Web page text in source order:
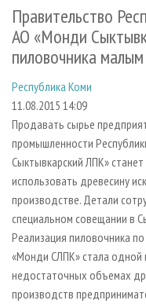
ЛЕСОПИЛЕНИЕ
ДЕРЕВООБРАБОТКА
СУШКА ДРЕВЕСИНЫ
ПРОИЗВОДСТВО
ДЕРЕВЯННОЕ
ПРОИЗВОДСТВО
БИОЭНЕРГЕТИКА
ЦБП
ИНСТРУМЕНТ И
НОВОСТИ ЖУРНАЛА
НОВОСТИ КОМПАНИЙ
ПРЕДПРИЯТИЯ ЛПК
ЛЕСНЫЕ РЕГИОНЫ
ПЕРСОНЫ
МОБИЛЬНЫЕ ВЫСТАВКИ
ОФИЦИАЛЬНЫЕ
ПРИОРИТЕТНЫЕ
RUSSIAN FORESTRY
ГАЗЕТА
БИБЛИОТЕКА
АРХИВ ЖУРНАЛОВ
СТАТЬИ
О ЖУРНАЛЕ
ПОДПИСКА
КОНТАКТЫ
РЕКЛАМОДАТЕЛЯМ
РЕКЛАМА
РЕКЛАМА НА САЙТЕ
Правительство
АО «Монди
пиловочника
Республика Коми
11.08.2015 14:09
Продавать сырье
промышленности
Сыктывкарский ЛПК»
использовать древесину
производстве. Детали
специальном совещании в
Реализация пиловочника
«Монди СЛПК» стала одной
недостаточных объемах
производств